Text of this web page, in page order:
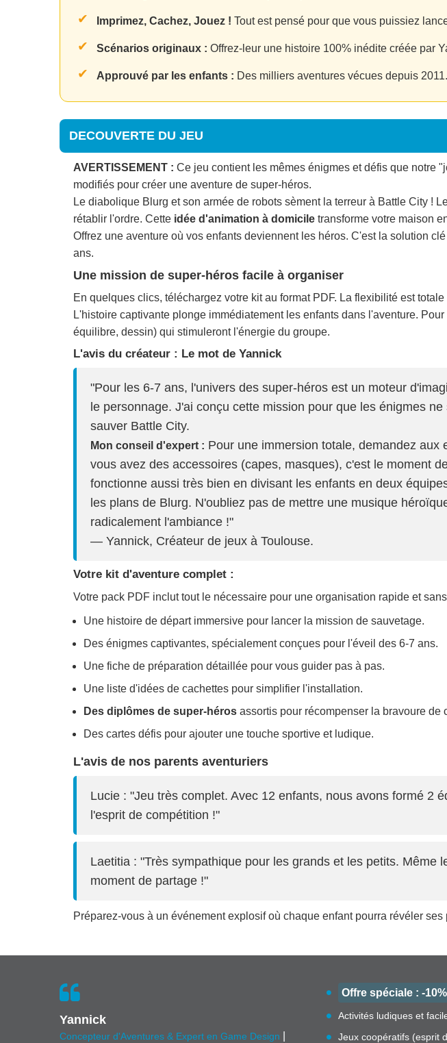
✔ Imprimez, Cachez, Jouez ! Tout est pensé pour que vous puissiez
✔ Scénarios originaux : Offrez-leur une histoire 100% inédite créée par
✔ Approuvé par les enfants : Des milliers aventures vécues depuis
DECOUVERTE DU JEU
AVERTISSEMENT : Ce jeu contient les mêmes énigmes et défis que notre
modifiés pour créer une aventure de super-héros.
Le diabolique Blurg et son armée de robots sèment la terreur à Battle City !
rétablir l'ordre. Cette idée d'animation à domicile transforme votre maison
Offrez une aventure où vos enfants deviennent les héros. C'est la solution
ans.
Une mission de super-héros facile à organiser
En quelques clics, téléchargez votre kit au format PDF. La flexibilité est
L'histoire captivante plonge immédiatement les enfants dans l'aventure.
équilibre, dessin) qui stimuleront l'énergie du groupe.
L'avis du créateur : Le mot de Yannick
"Pour les 6-7 ans, l'univers des super-héros est un moteur
le personnage. J'ai conçu cette mission pour que les énigmes
sauver Battle City.
Mon conseil d'expert : Pour une immersion totale, demandez aux
vous avez des accessoires (capes, masques), c'est le moment
fonctionne aussi très bien en divisant les enfants en deux
les plans de Blurg. N'oubliez pas de mettre une musique
radicalement l'ambiance !"
— Yannick, Créateur de jeux à Toulouse.
Votre kit d'aventure complet :
Votre pack PDF inclut tout le nécessaire pour une organisation rapide et
Une histoire de départ immersive pour lancer la mission de sauvetage.
Des énigmes captivantes, spécialement conçues pour l'éveil des 6-7 ans.
Une fiche de préparation détaillée pour vous guider pas à pas.
Une liste d'idées de cachettes pour simplifier l'installation.
Des diplômes de super-héros assortis pour récompenser la bravoure de
Des cartes défis pour ajouter une touche sportive et ludique.
L'avis de nos parents aventuriers
Lucie : "Jeu très complet. Avec 12 enfants, nous avons formé 2
l'esprit de compétition !"
Laetitia : "Très sympathique pour les grands et les petits.
moment de partage !"
Préparez-vous à un événement explosif où chaque enfant pourra révéler
Yannick
Concepteur d'Aventures & Expert en Game Design
Offre spéciale : -
Activités ludiques et
Jeux coopératifs (esprit